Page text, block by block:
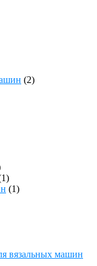
(2)
(1)
вязальных машин